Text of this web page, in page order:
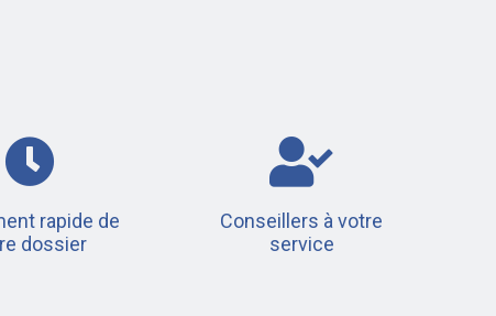
rapide de
dossier
Conseillers à votre
service